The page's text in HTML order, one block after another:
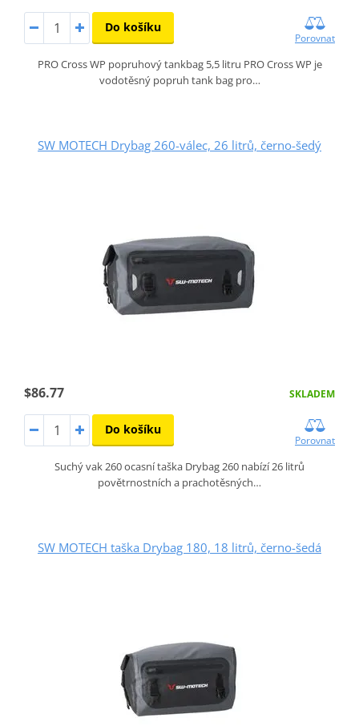
Do košíku
Porovnat
PRO Cross WP popruhový tankbag 5,5 litru PRO Cross WP je
vodotěsný popruh tank bag pro…
SW MOTECH Drybag 260-válec, 26 litrů, černo-šedý
$86.77 SKLADEM
Do košíku
Porovnat
Suchý vak 260 ocasní taška Drybag 260 nabízí 26 litrů
povětrnostních a prachotěsných…
SW MOTECH taška Drybag 180, 18 litrů, černo-šedá